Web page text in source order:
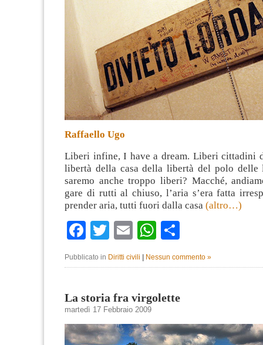
Raffaello Ugo
Liberi infine, I have a dream. Liberi cittadini
libertà della casa della libertà del polo delle
saremo anche troppo liberi? Macché,
gare di rutti al chiuso, l’aria s’era fatta
prender aria, tutti fuori dalla casa (altro…)
Facebook
TwitterEmailWhatsApp
Pubblicato in Diritti civili | Nessun commento »
La storia fra virgolette
martedì 17 Febbraio 2009